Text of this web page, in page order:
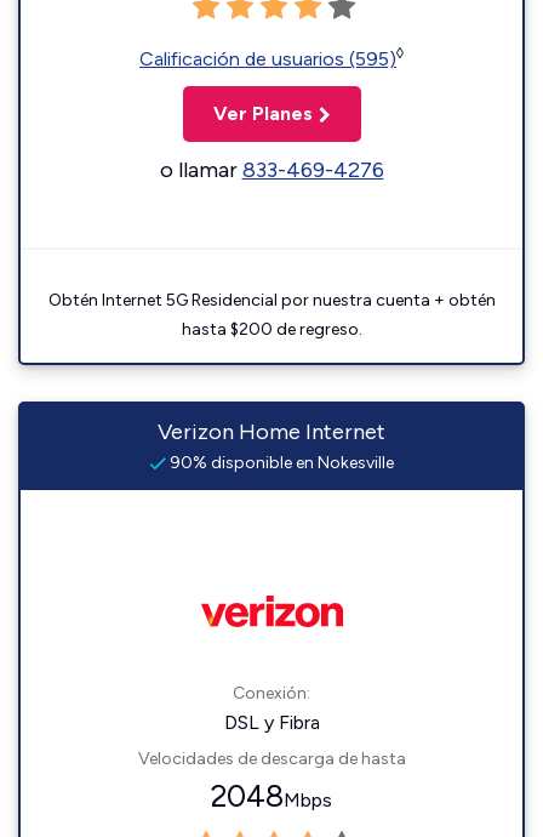
Calificación de usuarios (595)◊
Ver Planes
o llamar833-469-4276
Obtén Internet 5G Residencial por nuestra cuenta + obtén
hasta $200 de regreso.
Verizon Home Internet
90% disponible en Nokesville
Conexión:
DSL y Fibra
Velocidades de descarga de hasta
2048Mbps